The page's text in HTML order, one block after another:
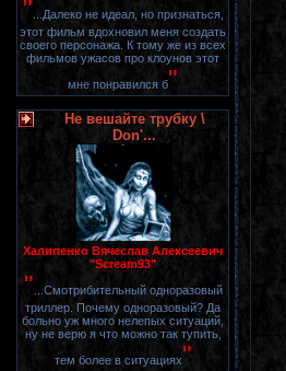
" ...Далеко не идеал, но признаться,
этот фильм вдохновил меня создать
своего персонажа. К тому же из всех
фильмов ужасов про клоунов этот
мне понравился б"
Не вешайте трубку \
Don'...
Халипенко Вячеслав Алексеевич
"Scream93"
" ...Смотрибительный одноразовый
триллер. Почему одноразовый? Да
больно уж много нелепых ситуаций,
ну не верю я что можно так тупить,
тем более в ситуациях"